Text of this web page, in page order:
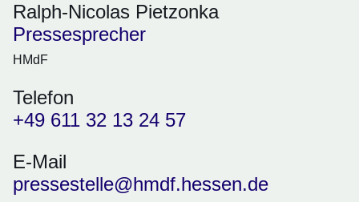
Ralph-Nicolas Pietzonka
Pressesprecher
HMdF
Telefon
+49 611 32 13 24 57
E-Mail
pressestelle@hmdf.hessen.de